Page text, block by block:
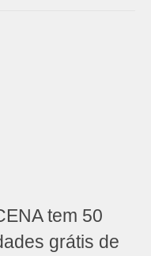
tem 50
grátis de